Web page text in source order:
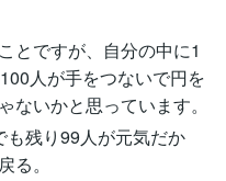
とですが、自分の中に1
人が手をつないで円を
いかと思っています。
残り99人が元気だか
る。